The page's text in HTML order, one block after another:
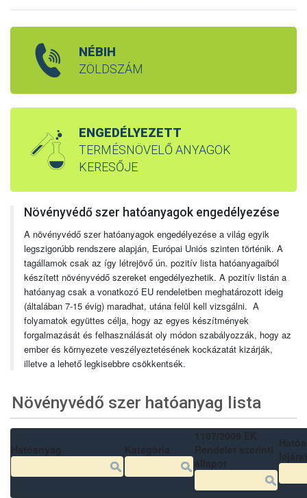
NÉBIH
ZÖLDSZÁM
ENGEDÉLYEZETT
TERMÉSNÖVELŐ ANYAGOK
KERESŐJE
Növényvédő szer hatóanyagok engedélyezése
A növényvédő szer hatóanyagok engedélyezése a világ egyik
legszigorúbb rendszere alapján, Európai Uniós szinten történik. A
tagállamok csak az így létrejövő ún. pozitív lista hatóanyagaiból
készített növényvédő szereket engedélyezhetik. A pozitív listán a
hatóanyag csak a vonatkozó EU rendeletben meghatározott ideig
(általában 7-15 évig) maradhat, utána felül kell vizsgálni. A
folyamatok együttes célja, hogy az egyes készítmények
forgalmazását és felhasználását oly módon szabályozzák, hogy az
ember és környezete veszélyeztetésének kockázatát kizárják,
illetve a lehető legkisebbre csökkentsék.
Növényvédő szer hatóanyag lista